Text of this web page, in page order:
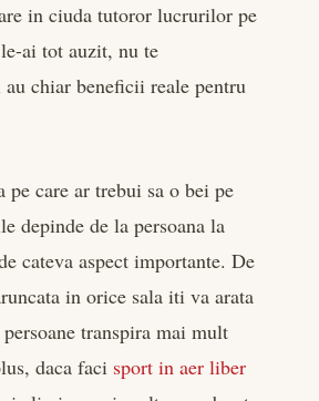
in ciuda tutoror lucrurilor pe
ai tot auzit, nu te
au chiar beneficii reale pentru
pe care ar trebui sa o bei pe
depinde de la persoana la
cateva aspect importante. De
in orice sala iti va arata
transpira mai mult
daca faci sport in aer liber